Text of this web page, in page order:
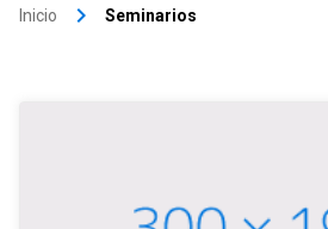
Inicio keyboard_arrow_right Seminarios